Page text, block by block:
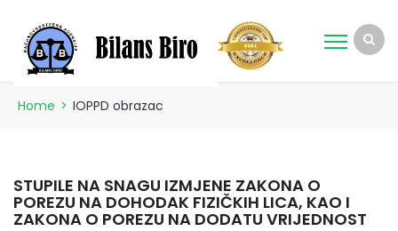
Home > IOPPD obrazac
STUPILE NA SNAGU IZMJENE ZAKONA O
POREZU NA DOHODAK FIZIČKIH LICA, KAO I
ZAKONA O POREZU NA DODATU VRIJEDNOST